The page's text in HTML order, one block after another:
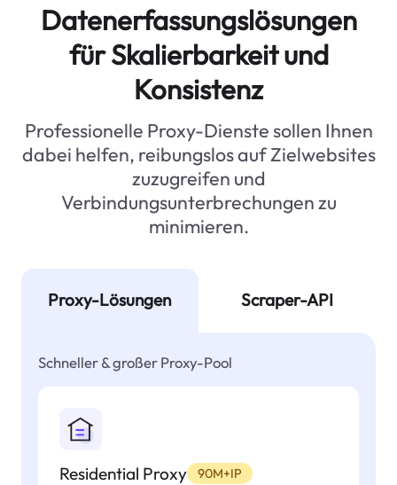
Datenerfassungslösungen
für Skalierbarkeit und
Konsistenz
Professionelle Proxy-Dienste sollen Ihnen
dabei helfen, reibungslos auf Zielwebsites
zuzugreifen und
Verbindungsunterbrechungen zu
minimieren.
Proxy-Lösungen Scraper-API
Schneller & großer Proxy-Pool
Residential Proxy 90M+IP